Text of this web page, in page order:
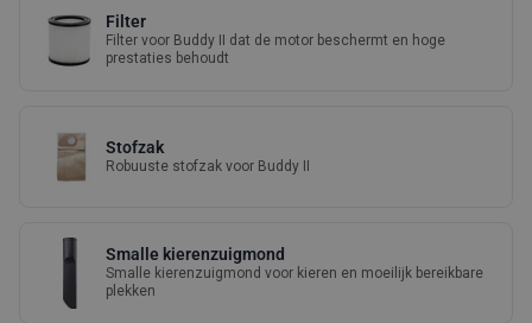
Filter
Filter voor Buddy II dat de motor beschermt en hoge
prestaties behoudt
Stofzak
Robuuste stofzak voor Buddy II
Smalle kierenzuigmond
Smalle kierenzuigmond voor kieren en moeilijk bereikbare
plekken